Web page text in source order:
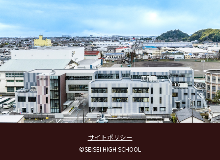
サイトポリシー
©SEISEI HIGH SCHOOL